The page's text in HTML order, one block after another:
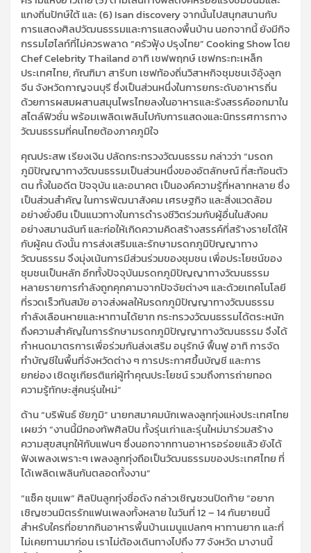
แกงถิ่นปักษ์ใต้ และ (6) Isan discovery จากนั้นไปสนุกสนานกับ
การแสดงศิลปวัฒนธรรมและการแสดงพื้นบ้าน นอกจากนี้ ยังมีกิจ
กรรมไฮไลท์ที่ไม่ควรพลาด “ครัวฟุ้ง ปรุงไทย” Cooking Show โดย
Chef Celebrity Thailand อาทิ เชฟพฤกษ์ เชฟกระทะเหล็ก
ประเทศไทย, กัณฑิมา สารีบท เชฟท้องถิ่นวิสาหกิจชุมชนเจ้อุ้งลูก
จีน จังหวัดกาญจนบุรี ซึ่งเป็นส่วนหนึ่งในการยกระดับอาหารถิ่น
ด้วยการผสมผสานสมุนไพรไทยลงในอาหารและรังสรรค์ออกมาใน
สไตล์ฟิวชั่น พร้อมเพลิดเพลินไปกับการแสดงและนิทรรศการทาง
วัฒนธรรมที่คนไทยต้องภาคภูมิใจ
คุณประสพ เรียงเงิน ปลัดกระทรวงวัฒนธรรม กล่าวว่า “มรดก
ภูมิปัญญาทางวัฒนธรรมเป็นส่วนหนึ่งของอัตลักษณ์ ที่สะท้อนตัว
ตน ทั้งในอดีต ปัจจุบัน และอนาคต เป็นองค์ความรู้ที่หลากหลาย ซึ่ง
เป็นส่วนสำคัญ ในการพัฒนาสังคม เศรษฐกิจ และสิ่งแวดล้อม
อย่างยั่งยืน เป็นแนวทางในการดำรงชีวิตร่วมกับผู้อื่นในสังคม
อย่างสมานฉันท์ และก่อให้เกิดความคิดสร้างสรรค์ที่สร้างรายได้ให้
กับผู้คน ดังนั้น การส่งเสริมและรักษามรดกภูมิปัญญาทาง
วัฒนธรรม จึงมุ่งเน้นการมีส่วนร่วมของชุมชน เพื่อประโยชน์ของ
ชุมชนเป็นหลัก อีกทั้งปัจจุบันมรดกภูมิปัญญาทางวัฒนธรรม
หลายรายการกำลังถูกคุกคามจากปัจจัยต่างๆ และด้วยเทคโนโลยี
ที่รวดเร็วทันสมัย อาจส่งผลให้มรดกภูมิปัญญาทางวัฒนธรรม
กำลังเลือนหายและหาทานได้ยาก กระทรวงวัฒนธรรมได้ตระหนัก
ถึงความสำคัญในการรักษามรดกภูมิปัญญาทางวัฒนธรรม จึงได้
กำหนดมาตรการเพื่อร่วมกันส่งเสริม อนุรักษ์ ฟื้นฟู อาทิ การจัด
ทำบัญชีในพื้นที่จังหวัดต่าง ๆ การประกาศขึ้นบัญชี และการ
ยกย่อง เชิดชูเกียรติแก่ผู้ทำคุณประโยชน์ รวมถึงการถ่ายทอด
ความรู้ทักษะสู่คนรุ่นใหม่”
ด้าน “บริพันธ์ ชัยภูมิ” นายกสมาคมนักเพลงลูกทุ่งแห่งประเทศไทย
เผยว่า “งานนี้มีกองทัพศิลปิน ทั้งรุ่นเก่าและรุ่นใหม่มาร่วมสร้าง
ความสุขสนุกให้กับแฟนๆ ซึ่งนอกจากทานอาหารอร่อยแล้ว ยังได้
ฟังเพลงเพราะๆ เพลงลูกทุ่งถือเป็นวัฒนธรรมของประเทศไทย ที่
ได้เพลิดเพลินกันตลอดทั้งงาน”
“แซ็ค ชุมแพ” ศิลปินลูกทุ่งชื่อดัง กล่าวเชิญชวนปิดท้าย “อยาก
เชิญชวนมิตรรักแฟนเพลงทั้งหลาย ในวันที่ 12 – 14 กันยายนนี้
สำหรับใครที่อยากกินอาหารพื้นบ้านเมนูแปลกๆ หาทานยาก และที่
ไม่เคยทานมาก่อน เราไม่ต้องเดินทางไปถึง 77 จังหวัด มางานนี้